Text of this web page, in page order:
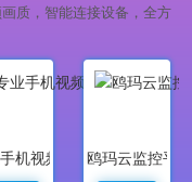
质，智能连接设备，全方
机视频监控鸥玛云监控平